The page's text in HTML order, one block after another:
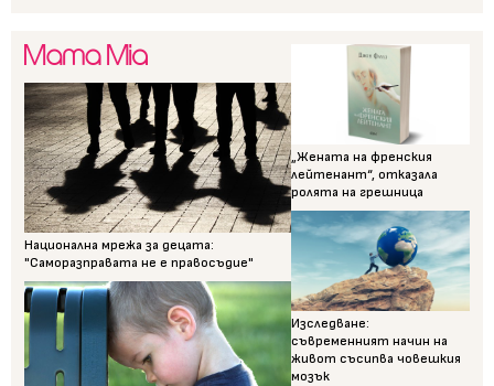
Национална мрежа за децата:
"Саморазправата не е правосъдие"
„Жената на френския
лейтенант“, отказала
ролята на грешница
Изследване:
съвременният начин на
живот съсипва човешкия
мозък